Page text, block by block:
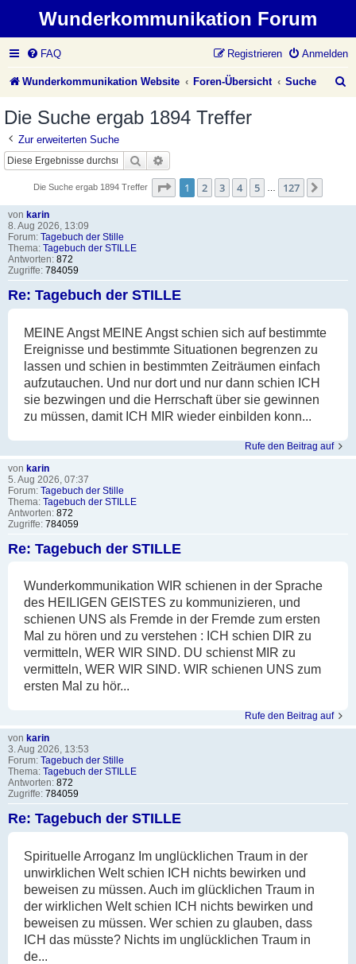
Wunderkommunikation Forum
FAQ Anmelden
Registrieren
Wunderkommunikation Website Foren-Übersicht Suche
Die Suche ergab 1894 Treffer
Zur erweiterten Suche
Suche
Die Suche ergab 1894 Treffer Seite 1von 127
1 2 3 4 5 127
von karin
8. Aug 2026, 13:09
Forum: Tagebuch der Stille
Thema: Tagebuch der STILLE
Antworten: 872
Zugriffe: 784059
Re: Tagebuch der STILLE
MEINE Angst MEINE Angst schien sich auf bestimmte
Ereignisse und bestimmte Situationen begrenzen zu
lassen und schien in bestimmten Zeiträumen einfach
aufzutauchen. Und nur dort und nur dann schien ICH
sie bezwingen und die Herrschaft über sie gewinnen
zu müssen, damit ICH MIR wieder einbilden konn...
Rufe den Beitrag auf
von karin
5. Aug 2026, 07:37
Forum: Tagebuch der Stille
Thema: Tagebuch der STILLE
Antworten: 872
Zugriffe: 784059
Re: Tagebuch der STILLE
Wunderkommunikation WIR schienen in der Sprache
des HEILIGEN GEISTES zu kommunizieren, und
schienen UNS als Fremde in der Fremde zum ersten
Mal zu hören und zu verstehen : ICH schien DIR zu
vermitteln, WER WIR SIND. DU schienst MIR zu
vermitteln, WER WIR SIND. WIR schienen UNS zum
ersten Mal zu hör...
Rufe den Beitrag auf
von karin
3. Aug 2026, 13:53
Forum: Tagebuch der Stille
Thema: Tagebuch der STILLE
Antworten: 872
Zugriffe: 784059
Re: Tagebuch der STILLE
Spirituelle Arroganz Im unglücklichen Traum in der
unwirklichen Welt schien ICH nichts bewirken und
beweisen zu müssen. Auch im glücklichen Traum in
der wirklichen Welt schien ICH nichts bewirken und
beweisen zu müssen. Wer schien zu glauben, dass
ICH das müsste? Nichts im unglücklichen Traum in
de...